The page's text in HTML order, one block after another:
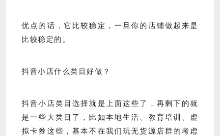
优点的话，它比较稳定，一旦你的店铺做起来是
比较稳定的。
抖音小店什么类目好做？
抖音小店类目选择就是上面这些了，再剩下的就
是一些大类目了，比如本地生活、教育培训、虚
拟卡券这些，基本不在我们玩无货源店群的考虑